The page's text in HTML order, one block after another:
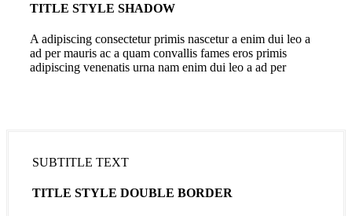
TITLE STYLE SHADOW
A adipiscing consectetur primis nascetur a enim dui leo a
ad per mauris ac a quam convallis fames eros primis
adipiscing venenatis urna nam enim dui leo a ad per
SUBTITLE TEXT
TITLE STYLE DOUBLE BORDER